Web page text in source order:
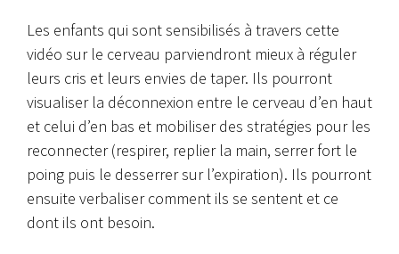
Les enfants qui sont sensibilisés à travers cette
vidéo sur le cerveau parviendront mieux à réguler
leurs cris et leurs envies de taper. Ils pourront
visualiser la déconnexion entre le cerveau d’en haut
et celui d’en bas et mobiliser des stratégies pour les
reconnecter (respirer, replier la main, serrer fort le
poing puis le desserrer sur l’expiration). Ils pourront
ensuite verbaliser comment ils se sentent et ce
dont ils ont besoin.